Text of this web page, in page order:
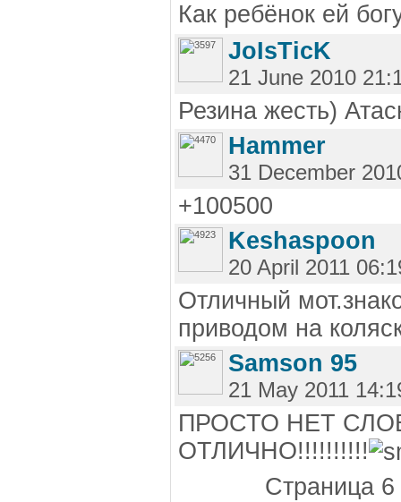
Как ребёнок ей
JoIsTicK
21 June 2010
Резина жесть)
Hammer
31 December
+100500
Keshaspoon
20 April 2011
Отличный
приводом на
Samson 95
21 May 2011
ПРОСТО НЕТ
ОТЛИЧНО!!!!!!!!!!
Страница